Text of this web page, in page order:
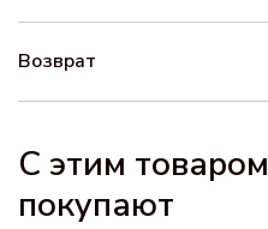
Возврат
С этим товаром
покупают